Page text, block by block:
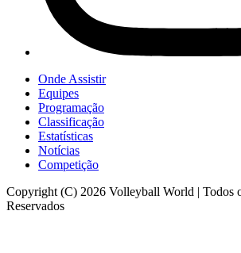
Onde Assistir
Equipes
Programação
Classificação
Estatísticas
Notícias
Competição
Copyright (C) 2026 Volleyball World | Todos
Reservados